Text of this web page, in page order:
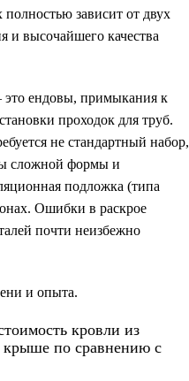
полностью зависит от двух
и высочайшего качества
это ендовы, примыкания к
проходок для труб.
не стандартный набор,
сложной формы и
подложка (типа
Ошибки в раскрое
почти неизбежно
и опыта.
кровли из
крыше по сравнению с